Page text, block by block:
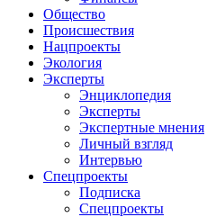
Общество
Происшествия
Нацпроекты
Экология
Эксперты
Энциклопедия
Эксперты
Экспертные мнения
Личный взгляд
Интервью
Спецпроекты
Подписка
Спецпроекты